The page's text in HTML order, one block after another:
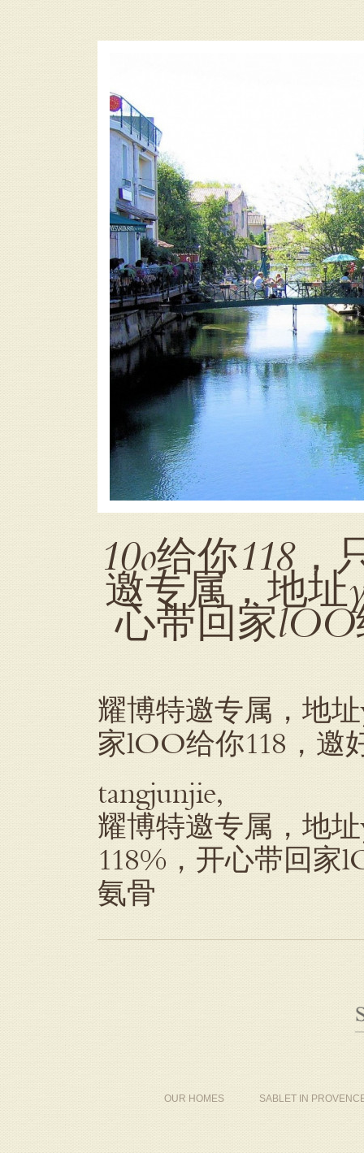
10o给你118
邀专属，地址
心带回家lOO
耀博特邀专属，地
家lOO给你118，邀
tangjunjie,
耀博特邀专属，地
118%，开心带回家
氨骨
OUR HOMES SABLET IN